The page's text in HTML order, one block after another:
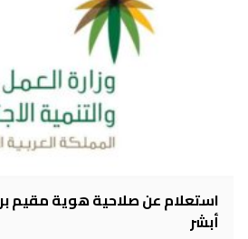
استعلام عن صلاحية هوية مقيم
أبشر